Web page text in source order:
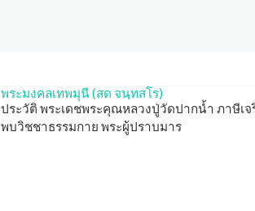
พระมงคลเทพมุนี (สด จนฺทสโร)
ประวัติ พระเดชพระคุณหลวงปู่วัดปากน้ำ ภาษีเ
พบวิชชาธรรมกาย พระผู้ปราบมาร